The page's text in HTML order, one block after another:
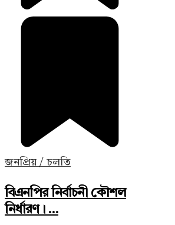
জনপ্রিয় / চলতি
বিএনপির নির্বাচনী কৌশল
নির্ধারণ। ...